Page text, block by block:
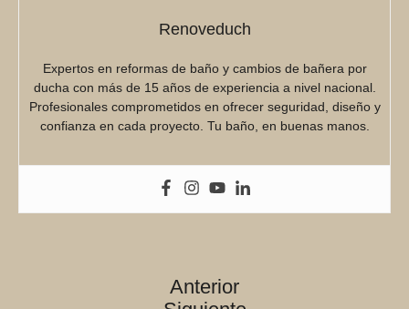
Renoveduch
Expertos en reformas de baño y cambios de bañera por
ducha con más de 15 años de experiencia a nivel nacional.
Profesionales comprometidos en ofrecer seguridad, diseño y
confianza en cada proyecto. Tu baño, en buenas manos.
Anterior